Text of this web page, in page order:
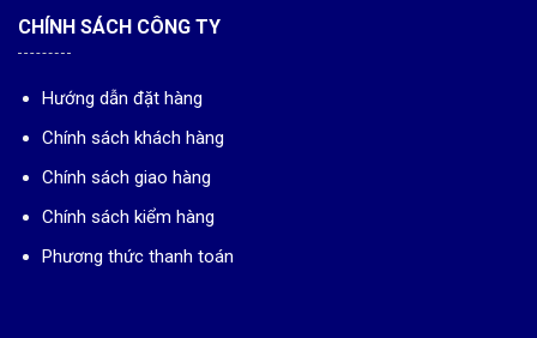
CHÍNH SÁCH CÔNG TY
Hướng dẫn đặt hàng
Chính sách khách hàng
Chính sách giao hàng
Chính sách kiểm hàng
Phương thức thanh toán